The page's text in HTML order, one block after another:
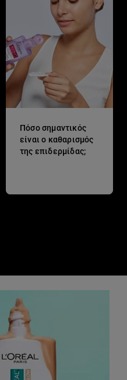
Πόσο σημαντικός
είναι ο καθαρισμός
της επιδερμίδας;